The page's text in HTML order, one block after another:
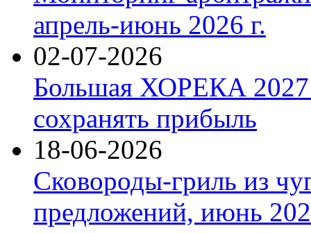
апрель-июнь 2026 г.
02-07-2026
Большая ХОРЕКА 2027:
сохранять прибыль
18-06-2026
Сковороды-гриль из
предложений, июнь